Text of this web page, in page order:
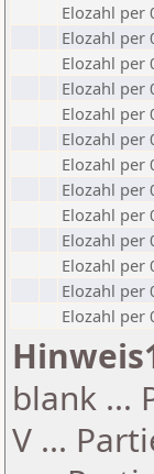
Elozahl per
Elozahl per
Elozahl per
Elozahl per
Elozahl per
Elozahl per
Elozahl per
Elozahl per
Elozahl per
Elozahl per
Elozahl per
Elozahl per
Elozahl per
blank ...
V ...